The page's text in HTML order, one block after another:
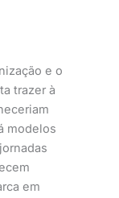
e o
trazer à
modelos
em